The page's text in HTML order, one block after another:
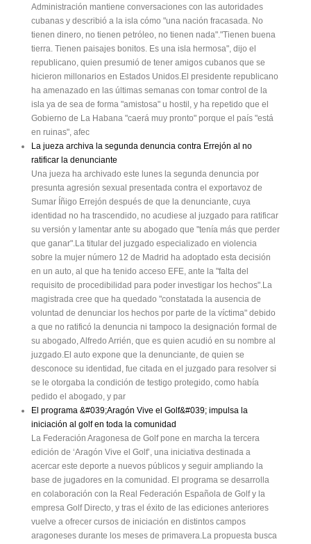
Administración mantiene conversaciones con las autoridades
cubanas y describió a la isla cómo "una nación fracasada. No
tienen dinero, no tienen petróleo, no tienen nada"."Tienen buena
tierra. Tienen paisajes bonitos. Es una isla hermosa", dijo el
republicano, quien presumió de tener amigos cubanos que se
hicieron millonarios en Estados Unidos.El presidente republicano
ha amenazado en las últimas semanas con tomar control de la
isla ya de sea de forma "amistosa" u hostil, y ha repetido que el
Gobierno de La Habana "caerá muy pronto" porque el país "está
en ruinas", afec
La jueza archiva la segunda denuncia contra Errejón al no
ratificar la denunciante
Una jueza ha archivado este lunes la segunda denuncia por
presunta agresión sexual presentada contra el exportavoz de
Sumar Íñigo Errejón después de que la denunciante, cuya
identidad no ha trascendido, no acudiese al juzgado para ratificar
su versión y lamentar ante su abogado que "tenía más que perder
que ganar".La titular del juzgado especializado en violencia
sobre la mujer número 12 de Madrid ha adoptado esta decisión
en un auto, al que ha tenido acceso EFE, ante la "falta del
requisito de procedibilidad para poder investigar los hechos".La
magistrada cree que ha quedado "constatada la ausencia de
voluntad de denunciar los hechos por parte de la víctima" debido
a que no ratificó la denuncia ni tampoco la designación formal de
su abogado, Alfredo Arrién, que es quien acudió en su nombre al
juzgado.El auto expone que la denunciante, de quien se
desconoce su identidad, fue citada en el juzgado para resolver si
se le otorgaba la condición de testigo protegido, como había
pedido el abogado, y par
El programa &#039;Aragón Vive el Golf&#039; impulsa la
iniciación al golf en toda la comunidad
La Federación Aragonesa de Golf pone en marcha la tercera
edición de ‘Aragón Vive el Golf’, una iniciativa destinada a
acercar este deporte a nuevos públicos y seguir ampliando la
base de jugadores en la comunidad. El programa se desarrolla
en colaboración con la Real Federación Española de Golf y la
empresa Golf Directo, y tras el éxito de las ediciones anteriores
vuelve a ofrecer cursos de iniciación en distintos campos
aragoneses durante los meses de primavera.La propuesta busca